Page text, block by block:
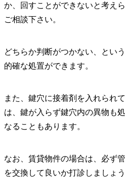
か、回すことができないと考え
ご相談下さい。
どちらか判断がつかない、とい
的確な処置ができます。
また、鍵穴に接着剤を入れられ
は、鍵が入らず鍵穴内の異物も
なることもあります。
なお、賃貸物件の場合は、必ず
を交換して良いか打診しましょう